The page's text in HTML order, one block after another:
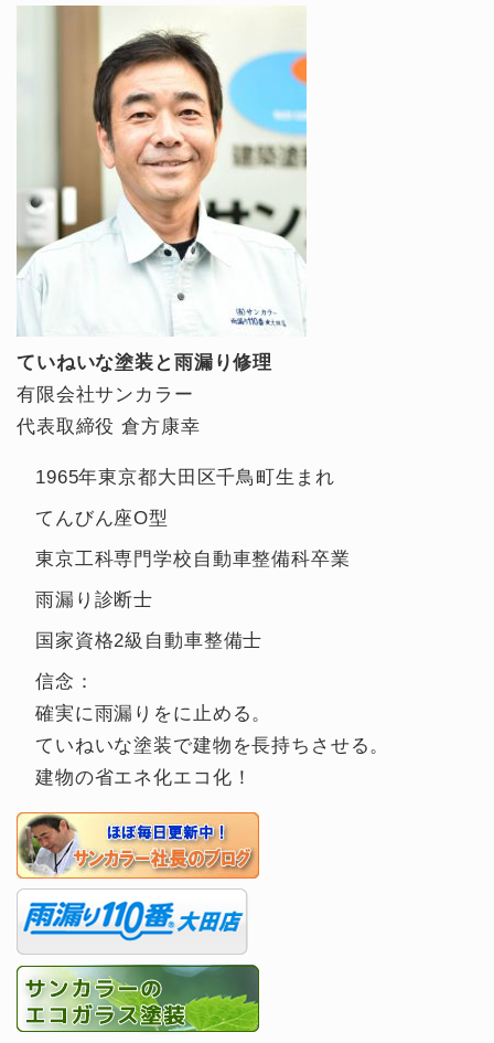
ていねいな塗装と雨漏り修理
有限会社サンカラー
代表取締役 倉方康幸
1965年東京都大田区千鳥町生まれ
てんびん座O型
東京工科専門学校自動車整備科卒業
雨漏り診断士
国家資格2級自動車整備士
信念：
確実に雨漏りをに止める。
ていねいな塗装で建物を長持ちさせる。
建物の省エネ化エコ化！